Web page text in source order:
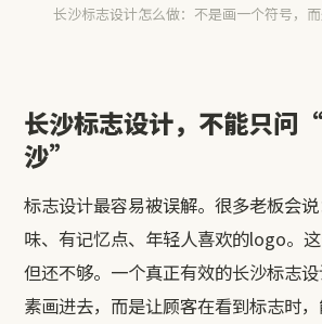
长沙标志设计怎么做：不是画一个符号，
长沙标志设计，不能只问
沙”
标志设计最容易被误解。很多老板会
味、有记忆点、年轻人喜欢的logo。这
但还不够。一个真正有效的长沙标志
素画进去，而是让顾客在看到标志时